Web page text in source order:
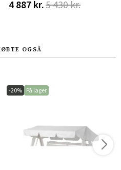
4 887 kr.5 430 kr.
OGSÅ
-20% På lager